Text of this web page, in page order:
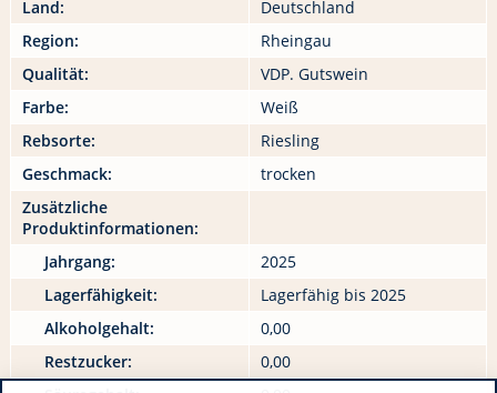
Land:
Deutschland
Region:
Rheingau
Qualität:
VDP. Gutswein
Farbe:
Weiß
Rebsorte:
Riesling
Geschmack:
trocken
Zusätzliche
Produktinformationen:
Jahrgang:
2025
Lagerfähigkeit:
Lagerfähig bis 2025
Alkoholgehalt:
0,00
Restzucker:
0,00